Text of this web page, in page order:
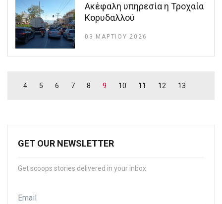
Ακέφαλη υπηρεσία η Τροχαία
Κορυδαλλού
03 ΜΑΡΤΊΟΥ 2026
4 5 6 7 8 9 10 11 12 13
GET OUR NEWSLETTER
Get scoops stories delivered in your inbox
Email
*